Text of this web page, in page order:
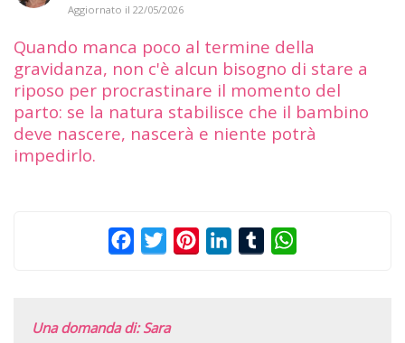
Aggiornato il 22/05/2026
Quando manca poco al termine della
gravidanza, non c'è alcun bisogno di stare a
riposo per procrastinare il momento del
parto: se la natura stabilisce che il bambino
deve nascere, nascerà e niente potrà
impedirlo.
FacebookTwitterPinterestLinkedInTumblr
Una domanda di: Sara